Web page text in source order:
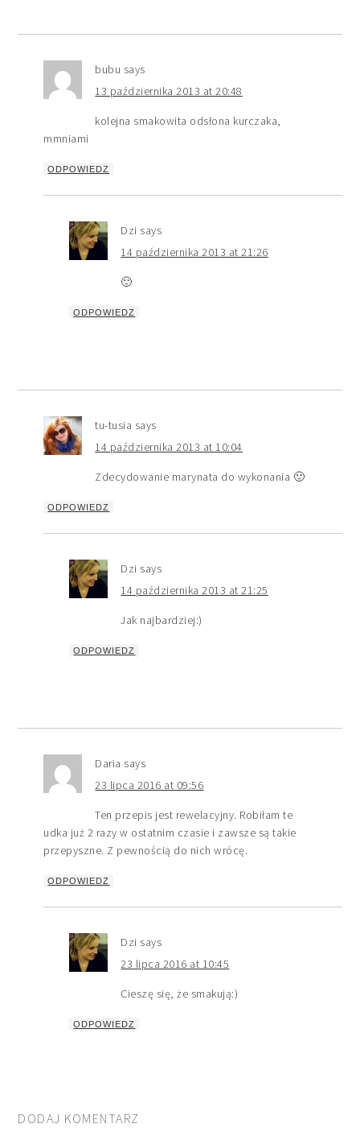
bubu says
13 października 2013 at 20:48
kolejna smakowita odsłona kurczaka,
mmniami
ODPOWIEDZ
Dzi says
14 października 2013 at 21:26
🙂
ODPOWIEDZ
tu-tusia says
14 października 2013 at 10:04
Zdecydowanie marynata do wykonania 🙂
ODPOWIEDZ
Dzi says
14 października 2013 at 21:25
Jak najbardziej:)
ODPOWIEDZ
Daria says
23 lipca 2016 at 09:56
Ten przepis jest rewelacyjny. Robiłam te
udka już 2 razy w ostatnim czasie i zawsze są takie
przepyszne. Z pewnością do nich wrócę.
ODPOWIEDZ
Dzi says
23 lipca 2016 at 10:45
Cieszę się, że smakują:)
ODPOWIEDZ
DODAJ KOMENTARZ